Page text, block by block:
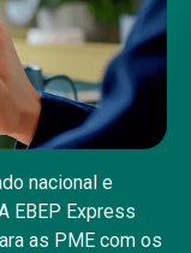
nacional e
EBEP Express
as PME com os